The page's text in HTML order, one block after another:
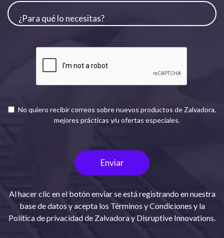
No quiero recibir correos sobre nuevos productos de Zalvadora,
mejores prácticas y/u ofertas especiales.
Al hacer clic en el botón enviar se está registrando en nuestra
base de datos y acepta los Términos y Condiciones y la
Política de privacidadde Zalvadora y Disruptive Innovations.